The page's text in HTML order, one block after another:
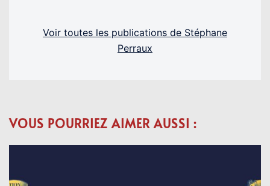
Voir toutes les publications de Stéphane
Perraux
VOUS POURRIEZ AIMER AUSSI :